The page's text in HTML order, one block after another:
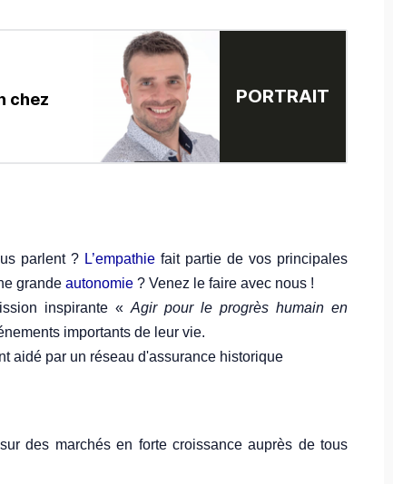
chez
PORTRAIT
parlent ? L’empathiefait partie de vos principales
grande autonomie ? Venez le faire avec nous !
inspirante « Agir pour le progrès humain en
importants de leur vie.
aidé par un réseau d'assurance historique
sur des marchés en forte croissance auprès de tous